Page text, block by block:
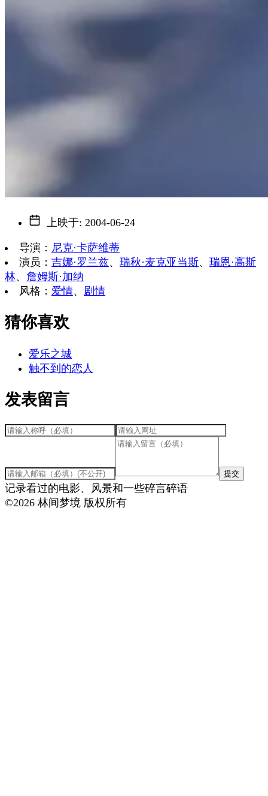
上映于: 2004-06-24
导演 ： 尼克·卡萨维蒂
演员 ： 吉娜·罗兰兹、 瑞秋·麦克亚当斯、 瑞恩·高斯
林、 詹姆斯·加纳
风格 ： 爱情、 剧情
猜你喜欢
爱乐之城
触不到的恋人
发表留言
提交
记录看过的电影、风景和一些碎言碎语
©2026 林间梦境 版权所有